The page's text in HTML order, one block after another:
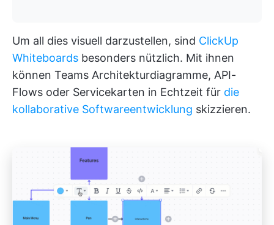
Um all dies visuell darzustellen, sind ClickUp
Whiteboards besonders nützlich. Mit ihnen
können Teams Architekturdiagramme, API-
Flows oder Servicekarten in Echtzeit für die
kollaborative Softwareentwicklung skizzieren.